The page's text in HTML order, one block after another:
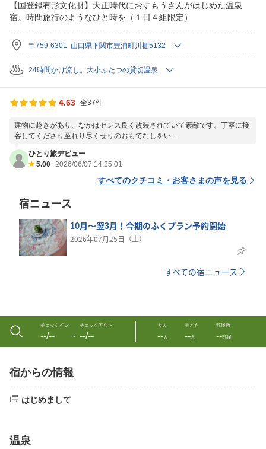
【国登録有形文化財】大正時代におすもうさんがはじめた温泉
宿。時間旅行のようなひと時を（１日４組限定）
〒759-6301 山口県下関市豊浦町川棚5132
24時間かけ流し。大小ふたつの貸切温泉
4.63 全37件
建物に趣きがあり、なかはセンス良く改装されていて素敵です。丁寧に接
客してくださり至れり尽くせりのおもてなしをい...
ひとり旅デビュー
5.00 2026/06/07 14:25:01
すべてのクチコミ・お客さまの声を見る
宿ニュース
10月～翌3月！今期のふくプラン予約開始
2026年07月25日（土）
すべての宿ニュース
チェックイン
--/-- 〜
チェックアウト
--/--
大人
--人
子ども
--人
部屋数
--部屋
宿からの情報
はじめまして
温泉